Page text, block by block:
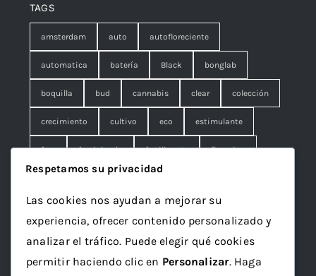
TAGS
amsterdam auto autofloreciente
automatica batería Black bonglab
boquilla bud cannabis clear colección
crecimiento cultivo eco estimulante
fem feminizada fertilizante floracion
fruna galleta
Grotek grow maceta marihuana
ml papelillo
rolling rosin sativa seed semilla
Respetamos su privacidad
Las cookies nos ayudan a mejorar su
experiencia, ofrecer contenido personalizado y
analizar el tráfico. Puede elegir qué cookies
permitir haciendo clic en Personalizar. Haga